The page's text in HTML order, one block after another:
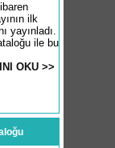
ilk
yayınladı.
ile bu
OKU >>